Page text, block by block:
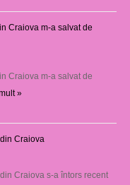
Craiova m-a salvat de
Craiova m-a salvat de
»
Craiova
Craiova s-a întors recent